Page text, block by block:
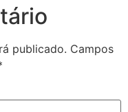
publicado. Campos